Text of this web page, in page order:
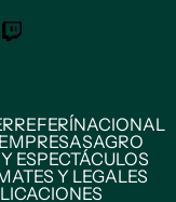
REFERÍNACIONAL
AGRO
ESPECTÁCULOS
Y LEGALES